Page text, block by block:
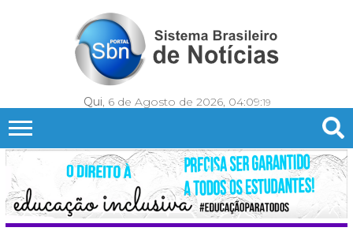
Qui, 6 de Agosto de 2026, 04:09:22